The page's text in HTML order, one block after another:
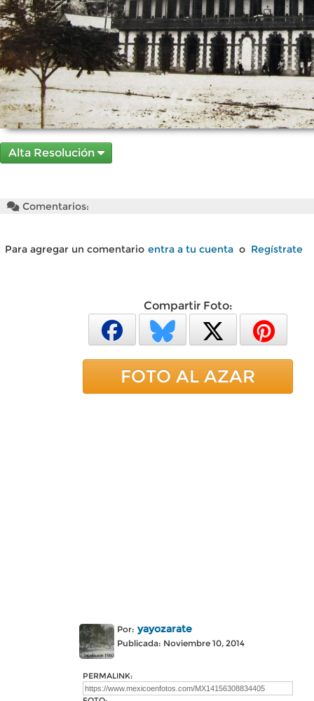
Alta Resolución
Comentarios:
Para agregar un comentario entra a tu cuenta o Regístrate
Compartir Foto:
FOTO AL AZAR
Por: yayozarate
Publicada: Noviembre 10, 2014
PERMALINK: